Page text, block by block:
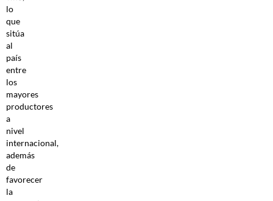
lo
que
sitúa
al
país
entre
los
mayores
productores
a
nivel
internacional,
además
de
favorecer
la